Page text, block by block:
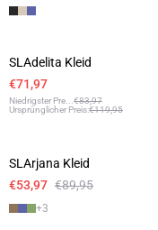
SLAdelita Kleid
€71,97
Niedrigster Pre
€83,97
Ursprünglicher Preis:€119,95
SLArjana Kleid
€53,97 €89,95
+3